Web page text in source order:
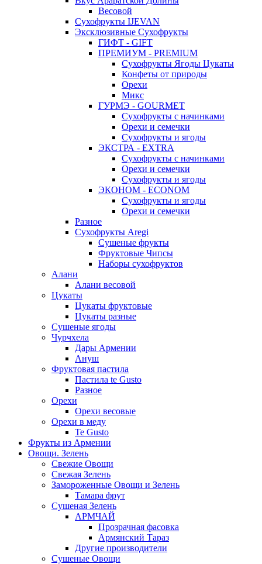
Весовой
Сухофрукты IJEVAN
Эксклюзивные Сухофрукты
ГИФТ - GIFT
ПРЕМИУМ - PREMIUM
Сухофрукты Ягоды Цукаты
Конфеты от природы
Орехи
Микс
ГУРМЭ - GOURMET
Сухофрукты с начинками
Орехи и семечки
Сухофрукты и ягоды
ЭКСТРА - EXTRA
Сухофрукты с начинками
Орехи и семечки
Сухофрукты и ягоды
ЭКОНОМ - ECONOM
Сухофрукты и ягоды
Орехи и семечки
Разное
Сухофрукты Aregi
Сушеные фрукты
Фруктовые Чипсы
Наборы сухофруктов
Алани
Алани весовой
Цукаты
Цукаты фруктовые
Цукаты разные
Сушеные ягоды
Чурчхела
Дары Армении
Ануш
Фруктовая пастила
Пастила te Gusto
Разное
Орехи
Орехи весовые
Орехи в меду
Te Gusto
Фрукты из Армении
Овощи. Зелень
Свежие Овощи
Свежая Зелень
Замороженные Овощи и Зелень
Тамара фрут
Сушеная Зелень
АРМЧАЙ
Прозрачная фасовка
Армянский Тараз
Другие производители
Сушеные Овощи